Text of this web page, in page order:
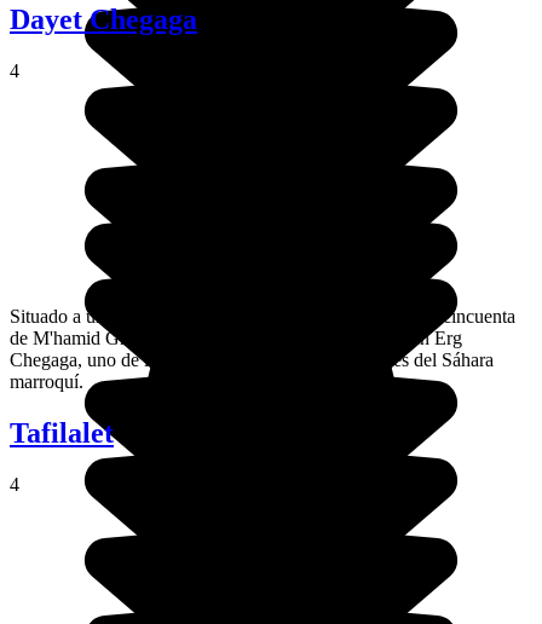
Dayet Chegaga
4
Situado a un centenar de kilómetros de Zamora y a unos cincuenta
de M'hamid Ghizlaine, Dayet Chegaga se encuentra en Erg
Chegaga, uno de los desiertos de dunas más grandes del Sáhara
marroquí.
Tafilalet
4